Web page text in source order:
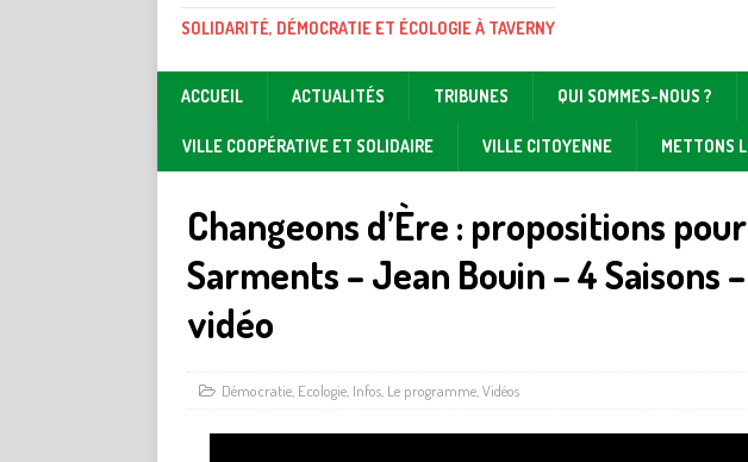
SOLIDARITÉ, DÉMOCRATIE ET ÉCOLOGIE À TAVERNY
ACCUEIL ACTUALITÉS TRIBUNES QUI SOMMES-NOUS ?
VILLE COOPÉRATIVE ET SOLIDAIRE VILLE CITOYENNE METTONS
Changeons d’Ère : propositions
Sarments – Jean Bouin – 4 Saisons
vidéo
Démocratie Ecologie Infos Le programme Vidéos